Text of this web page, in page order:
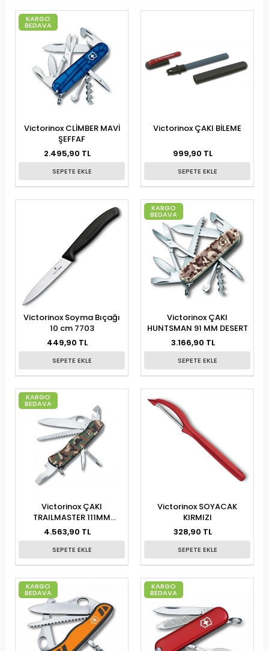
KARGO
BEDAVA
Victorinox CLİMBER MAVİ
ŞEFFAF
2.495,90 TL
SEPETE EKLE
Victorinox ÇAKI BİLEME
999,90 TL
SEPETE EKLE
Victorinox Soyma Bıçağı
10 cm 7703
449,90 TL
SEPETE EKLE
KARGO
BEDAVA
Victorinox ÇAKI
HUNTSMAN 91 MM DESERT
3.166,90 TL
SEPETE EKLE
KARGO
BEDAVA
Victorinox ÇAKI
TRAILMASTER 111MM
KAMUFLAJ DESEN
4.563,90 TL
SEPETE EKLE
Victorinox SOYACAK
KIRMIZI
328,90 TL
SEPETE EKLE
KARGO
BEDAVA
KARGO
BEDAVA